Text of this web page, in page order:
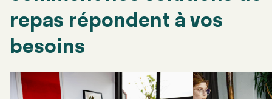
repas répondent à vos
besoins